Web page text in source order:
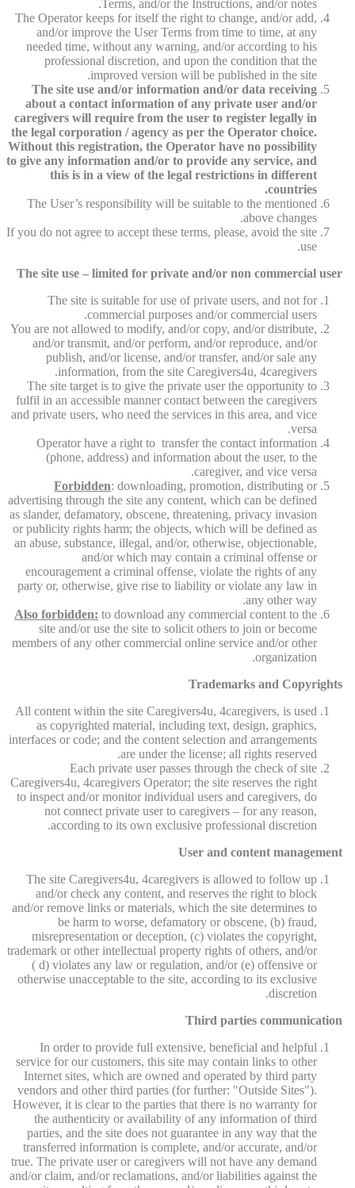
Terms, and/or the Instructions, and/or notes.
The Operator keeps for itself the right to change, and/or add,
and/or improve the User Terms from time to time, at any
needed time, without any warning, and/or according to his
professional discretion, and upon the condition that the
improved version will be published in the site.
The site use and/or information and/or data receiving
about a contact information of any private user and/or
caregivers will require from the user to register legally in
the legal corporation / agency as per the Operator choice.
Without this registration, the Operator have no possibility
to give any information and/or to provide any service, and
this is in a view of the legal restrictions in different
countries.
The User’s responsibility will be suitable to the mentioned
above changes.
If you do not agree to accept these terms, please, avoid the site
use.
The site use – limited for private and/or non commercial user
The site is suitable for use of private users, and not for
commercial purposes and/or commercial users.
You are not allowed to modify, and/or copy, and/or distribute,
and/or transmit, and/or perform, and/or reproduce, and/or
publish, and/or license, and/or transfer, and/or sale any
information, from the site Caregivers4u, 4caregivers.
The site target is to give the private user the opportunity to
fulfil in an accessible manner contact between the caregivers
and private users, who need the services in this area, and vice
versa.
Operator have a right to transfer the contact information
(phone, address) and information about the user, to the
caregiver, and vice versa.
Forbidden: downloading, promotion, distributing or
advertising through the site any content, which can be defined
as slander, defamatory, obscene, threatening, privacy invasion
or publicity rights harm; the objects, which will be defined as
an abuse, substance, illegal, and/or, otherwise, objectionable,
and/or which may contain a criminal offense or
encouragement a criminal offense, violate the rights of any
party or, otherwise, give rise to liability or violate any law in
any other way.
Also forbidden: to download any commercial content to the
site and/or use the site to solicit others to join or become
members of any other commercial online service and/or other
organization.
Trademarks and Copyrights
All content within the site Caregivers4u, 4caregivers, is used
as copyrighted material, including text, design, graphics,
interfaces or code; and the content selection and arrangements
are under the license; all rights reserved.
Each private user passes through the check of site
Caregivers4u, 4caregivers Operator; the site reserves the right
to inspect and/or monitor individual users and caregivers, do
not connect private user to caregivers – for any reason,
according to its own exclusive professional discretion.
User and content management
The site Caregivers4u, 4caregivers is allowed to follow up
and/or check any content, and reserves the right to block
and/or remove links or materials, which the site determines to
be harm to worse, defamatory or obscene, (b) fraud,
misrepresentation or deception, (c) violates the copyright,
trademark or other intellectual property rights of others, and/or
( d) violates any law or regulation, and/or (e) offensive or
otherwise unacceptable to the site, according to its exclusive
discretion.
Third parties communication
In order to provide full extensive, beneficial and helpful
service for our customers, this site may contain links to other
Internet sites, which are owned and operated by third party
vendors and other third parties (for further: "Outside Sites").
However, it is clear to the parties that there is no warranty for
the authenticity or availability of any information of third
parties, and the site does not guarantee in any way that the
transferred information is complete, and/or accurate, and/or
true. The private user or caregivers will not have any demand
and/or claim, and/or reclamations, and/or liabilities against the